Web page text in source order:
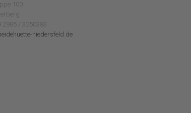
100
2985 / 3250383
niedersfeld.de